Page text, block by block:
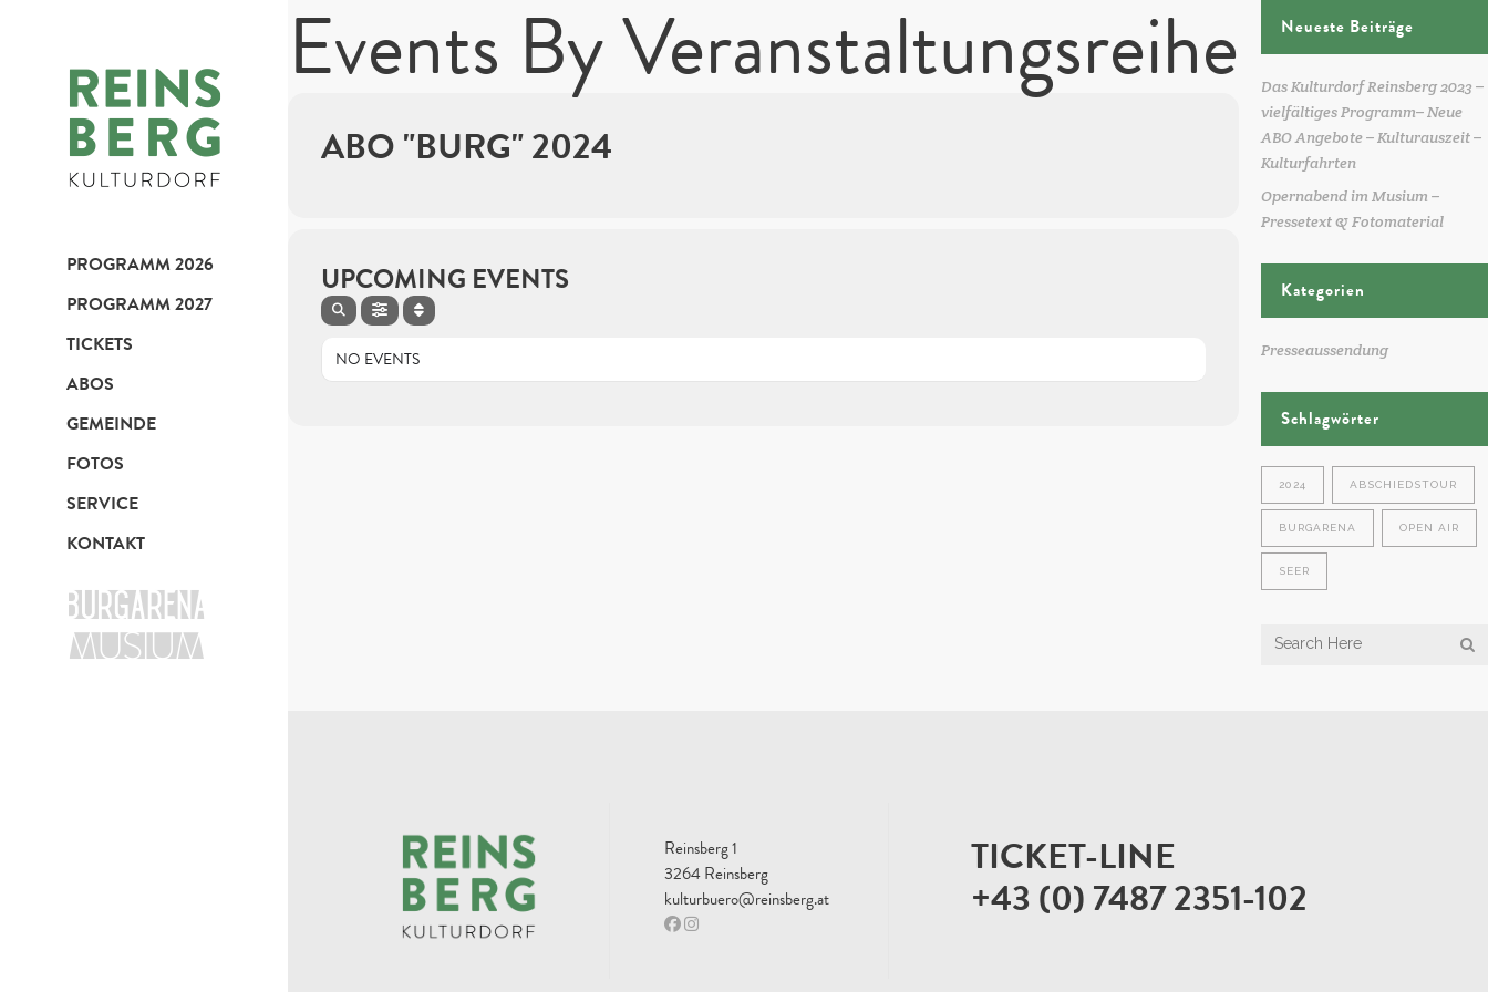
PROGRAMM 2026
PROGRAMM 2027
TICKETS
ABOS
GEMEINDE
FOTOS
SERVICE
KONTAKT
Events By Veranstaltungsreihe
ABO "BURG" 2024
UPCOMING EVENTS
NO EVENTS
Neueste Beiträge
Das Kulturdorf Reinsberg 2023 –
vielfältiges Programm– Neue
ABO Angebote – Kulturauszeit –
Kulturfahrten
Opernabend im Musium –
Pressetext & Fotomaterial
Kategorien
Presseaussendung
Schlagwörter
2024 ABSCHIEDSTOUR
BURGARENA OPEN AIR
SEER
Reinsberg 1
3264 Reinsberg
kulturbuero@reinsberg.at
TICKET-LINE
+43 (0) 7487 2351-102